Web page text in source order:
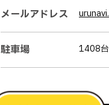
メールアドレス
駐車場 1408台